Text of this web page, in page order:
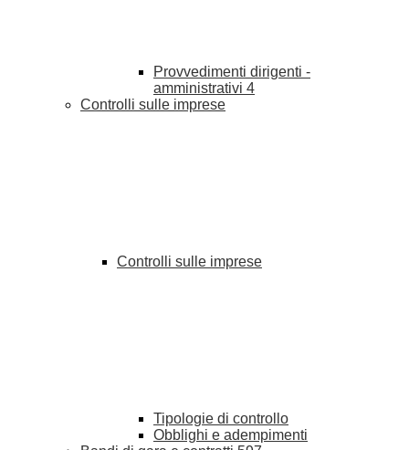
Provvedimenti dirigenti -
amministrativi 4
Controlli sulle imprese
Controlli sulle imprese
Tipologie di controllo
Obblighi e adempimenti